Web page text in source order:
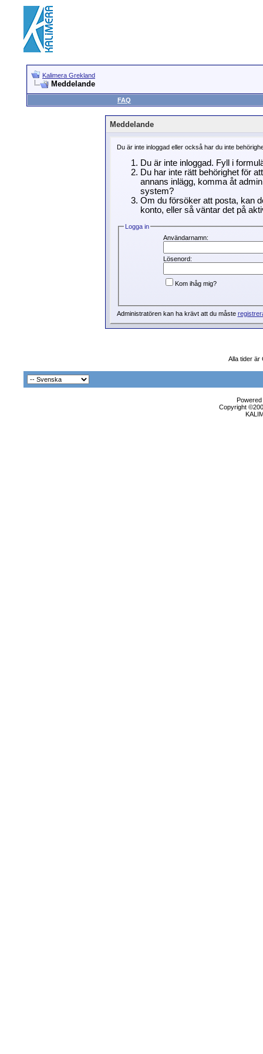
Kalimera Grekland
Meddelande
FAQ
Meddelande
Du är inte inloggad eller också har du inte
Du är inte inloggad. Fyll i
Du har inte rätt behörighet för
annans inlägg, komma åt
system?
Om du försöker att posta, kan
konto, eller så väntar det på
Logga in
Användarnamn:
Lösenord:
Kom ihåg mig?
Administratören kan ha krävt att du måste
Alla tider är
Copyright